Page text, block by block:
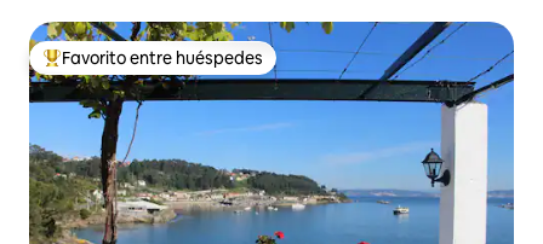
De los mejores en Favorito entre huéspedes
Favorito entre huéspedes